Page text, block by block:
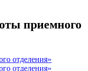
приемного